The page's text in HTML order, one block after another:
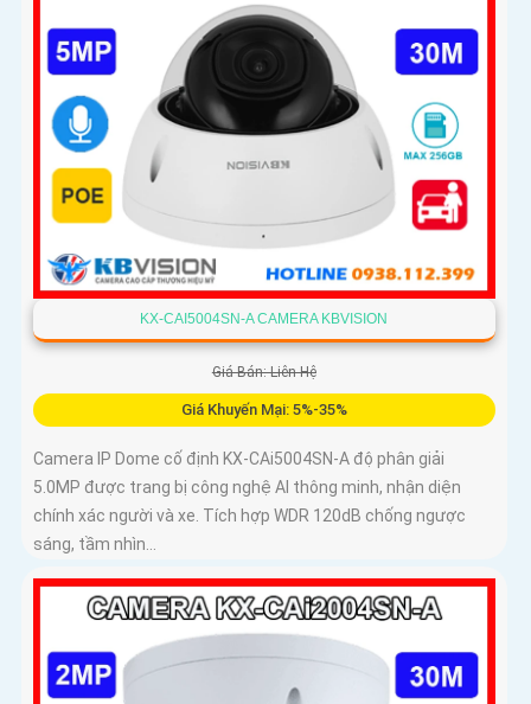
KX-CAI5004SN-A CAMERA KBVISION
Giá Bán: Liên Hệ
Giá Khuyến Mại: 5%-35%
Camera IP Dome cố định KX-CAi5004SN-A độ phân giải
5.0MP được trang bị công nghệ AI thông minh, nhận diện
chính xác người và xe. Tích hợp WDR 120dB chống ngược
sáng, tầm nhìn...